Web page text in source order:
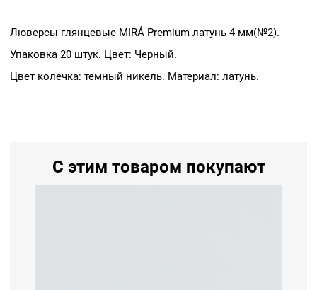
Люверсы глянцевые MIRÁ Premium латунь 4 мм(№2).
Упаковка 20 штук. Цвет: Черный.
Цвет колечка: темный никель. Материал: латунь.
С этим товаром покупают